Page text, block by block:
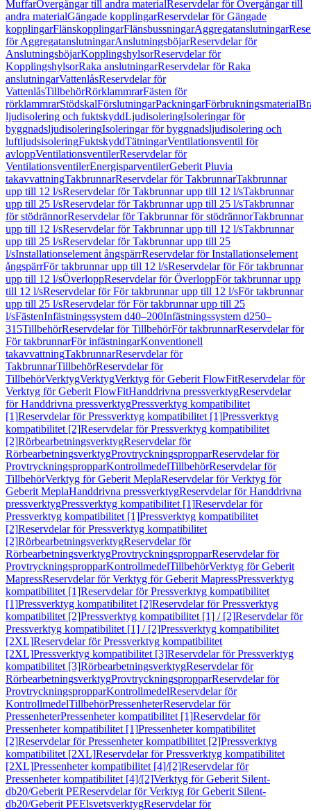
MuffarÖvergångar till andra materialReservdelar för Övergångar till
andra materialGängade kopplingarReservdelar för Gängade
kopplingarFlänskopplingarFlänsbussningarAggregatanslutningar
för AggregatanslutningarAnslutningsböjarReservdelar för
AnslutningsböjarKopplingshylsorReservdelar för
KopplingshylsorRaka anslutningarReservdelar för Raka
anslutningarVattenlåsReservdelar för
VattenlåsTillbehörRörklammrarFästen för
rörklammrarStödskalFörslutningarPackningarFörbrukningsmaterial
ljudisolering och fuktskyddLjudisoleringIsoleringar för
byggnadsljudisoleringIsoleringar för byggnadsljudisolering och
luftljudsisoleringFuktskyddTätningarVentilationsventil för
avloppVentilationsventilerReservdelar för
VentilationsventilerEnergisparventilerGeberit Pluvia
takavvattningTakbrunnarReservdelar för TakbrunnarTakbrunnar
upp till 12 l/sReservdelar för Takbrunnar upp till 12 l/sTakbrunnar
upp till 25 l/sReservdelar för Takbrunnar upp till 25 l/sTakbrunnar
för stödrännorReservdelar för Takbrunnar för stödrännorTakbrunnar
upp till 12 l/sReservdelar för Takbrunnar upp till 12 l/sTakbrunnar
upp till 25 l/sReservdelar för Takbrunnar upp till 25
l/sInstallationselement ångspärrReservdelar för Installationselement
ångspärrFör takbrunnar upp till 12 l/sReservdelar för För takbrunnar
upp till 12 l/sÖverloppReservdelar för ÖverloppFör takbrunnar upp
till 12 l/sReservdelar för För takbrunnar upp till 12 l/sFör takbrunnar
upp till 25 l/sReservdelar för För takbrunnar upp till 25
l/sFästenInfästningssystem d40–200Infästningssystem d250–
315TillbehörReservdelar för TillbehörFör takbrunnarReservdelar för
För takbrunnarFör infästningarKonventionell
takavvattningTakbrunnarReservdelar för
TakbrunnarTillbehörReservdelar för
TillbehörVerktygVerktygVerktyg för Geberit FlowFitReservdelar för
Verktyg för Geberit FlowFitHanddrivna pressverktygReservdelar
för Handdrivna pressverktygPressverktyg kompatibilitet
[1]Reservdelar för Pressverktyg kompatibilitet [1]Pressverktyg
kompatibilitet [2]Reservdelar för Pressverktyg kompatibilitet
[2]RörbearbetningsverktygReservdelar för
RörbearbetningsverktygProvtryckningspropparReservdelar för
ProvtryckningspropparKontrollmedelTillbehörReservdelar för
TillbehörVerktyg för Geberit MeplaReservdelar för Verktyg för
Geberit MeplaHanddrivna pressverktygReservdelar för Handdrivna
pressverktygPressverktyg kompatibilitet [1]Reservdelar för
Pressverktyg kompatibilitet [1]Pressverktyg kompatibilitet
[2]Reservdelar för Pressverktyg kompatibilitet
[2]RörbearbetningsverktygReservdelar för
RörbearbetningsverktygProvtryckningspropparReservdelar för
ProvtryckningspropparKontrollmedelTillbehörVerktyg för Geberit
MapressReservdelar för Verktyg för Geberit MapressPressverktyg
kompatibilitet [1]Reservdelar för Pressverktyg kompatibilitet
[1]Pressverktyg kompatibilitet [2]Reservdelar för Pressverktyg
kompatibilitet [2]Pressverktyg kompatibilitet [1] / [2]Reservdelar för
Pressverktyg kompatibilitet [1] / [2]Pressverktyg kompatibilitet
[2XL]Reservdelar för Pressverktyg kompatibilitet
[2XL]Pressverktyg kompatibilitet [3]Reservdelar för Pressverktyg
kompatibilitet [3]RörbearbetningsverktygReservdelar för
RörbearbetningsverktygProvtryckningspropparReservdelar för
ProvtryckningspropparKontrollmedelReservdelar för
KontrollmedelTillbehörPressenheterReservdelar för
PressenheterPressenheter kompatibilitet [1]Reservdelar för
Pressenheter kompatibilitet [1]Pressenheter kompatibilitet
[2]Reservdelar för Pressenheter kompatibilitet [2]Pressverktyg
kompatibilitet [2XL]Reservdelar för Pressverktyg kompatibilitet
[2XL]Pressenheter kompatibilitet [4]/[2]Reservdelar för
Pressenheter kompatibilitet [4]/[2]Verktyg för Geberit Silent-
db20/Geberit PEReservdelar för Verktyg för Geberit Silent-
db20/Geberit PEElsvetsverktygReservdelar för